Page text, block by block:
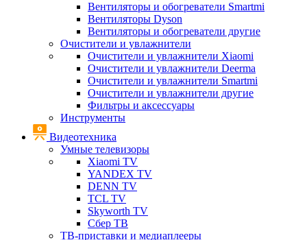
Вентиляторы и обогреватели Smartmi
Вентиляторы Dyson
Вентиляторы и обогреватели другие
Очистители и увлажнители
Очистители и увлажнители Xiaomi
Очистители и увлажнители Deerma
Очистители и увлажнители Smartmi
Очистители и увлажнители другие
Фильтры и аксессуары
Инструменты
Видеотехника
Умные телевизоры
Xiaomi TV
YANDEX TV
DENN TV
TCL TV
Skyworth TV
Сбер ТВ
ТВ-приставки и медиаплееры